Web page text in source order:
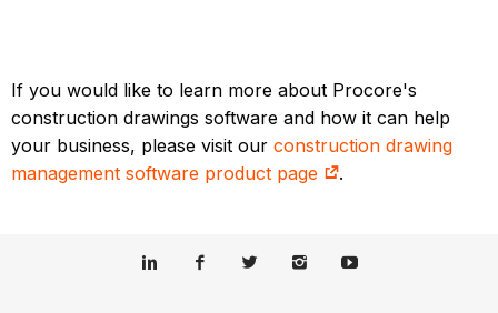
If you would like to learn more about Procore's
construction drawings software and how it can help
your business, please visit ourconstruction drawing
management software product page
.